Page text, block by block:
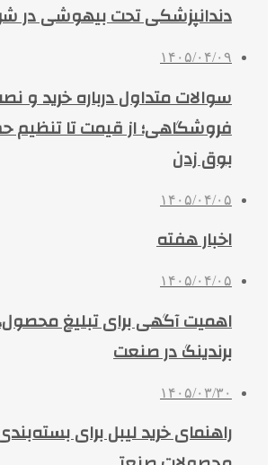
دندانپزشکی تحت بیهوشی در
۱۴۰۵/۰۴/۰۹
سوالات متداول درباره خرید و
فروشگاهی؛ از قیمت تا
بوق زدن
۱۴۰۵/۰۴/۰۵
اخبار هفته
۱۴۰۵/۰۴/۰۵
اهمیت آگهی برای تبلیغ
برندینگ در صنعت
۱۴۰۵/۰۳/۳۰
راهنمای خرید لیبل برای